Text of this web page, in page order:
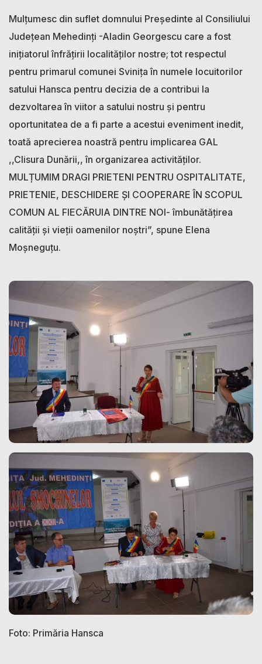
Mulțumesc din suflet domnului Președinte al Consiliului
Județean Mehedinți -Aladin Georgescu care a fost
inițiatorul înfrățirii localităților nostre; tot respectul
pentru primarul comunei Svinița în numele locuitorilor
satului Hansca pentru decizia de a contribui la
dezvoltarea în viitor a satului nostru și pentru
oportunitatea de a fi parte a acestui eveniment inedit,
toată aprecierea noastră pentru implicarea GAL
,,Clisura Dunării,, în organizarea activităților.
MULȚUMIM DRAGI PRIETENI PENTRU OSPITALITATE,
PRIETENIE, DESCHIDERE ȘI COOPERARE ÎN SCOPUL
COMUN AL FIECĂRUIA DINTRE NOI- îmbunătățirea
calității și vieții oamenilor noștri”, spune Elena
Moșneguțu.
Foto: Primăria Hansca